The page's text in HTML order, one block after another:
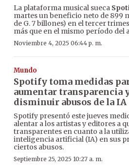
La plataforma musical sueca
martes un beneficio neto de 899
de G. 7 billones) en el tercer
más que en el mismo período del
Noviembre 4, 2025 06:44 p. m.
Mundo
Spotify toma medidas
aumentar transparencia
disminuir abusos de la IA
Spotify presentó este jueves
alentar a los artistas y editores a
transparentes en cuanto a la
inteligencia artificial (IA) en sus
ciertos abusos.
Septiembre 25, 2025 10:27 a. m.